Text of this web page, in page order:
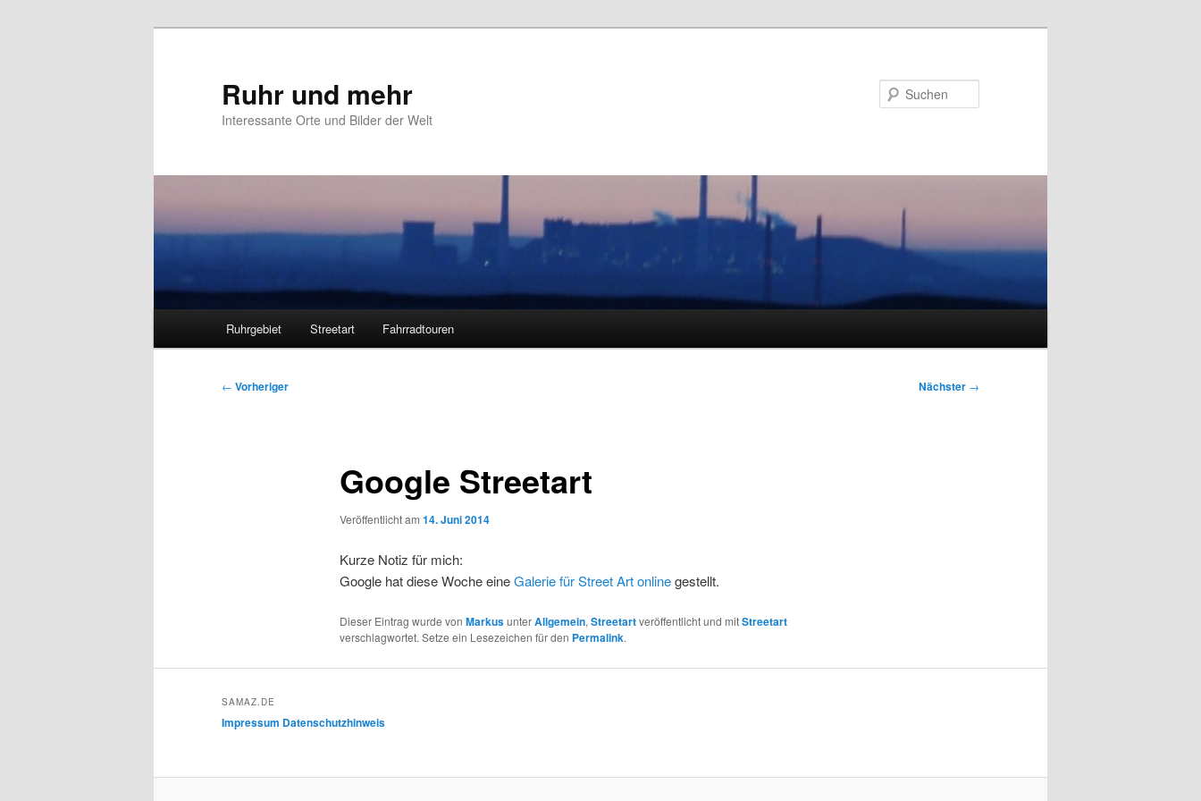
Ruhr und mehr
Interessante Orte und Bilder der Welt
Ruhrgebiet Streetart Fahrradtouren
Beitragsnavigation
← Vorheriger Nächster →
Google Streetart
Veröffentlicht am 14. Juni 2014
Kurze Notiz für mich:
Google hat diese Woche eineGalerie für Street Art onlinegestellt.
Dieser Eintrag wurde von MarkusunterAllgemein,Streetartveröffentlicht und mitStreetart
verschlagwortet. Setze ein Lesezeichen für den Permalink.
SAMAZ.DE
Impressum Datenschutzhinweis